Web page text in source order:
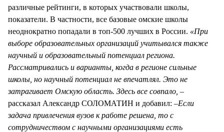
различные рейтинги, в которых участвовали школы,
показатели. В частности, все базовые омские школы
неоднократно попадали в топ-500 лучших в России. «При
выборе образовательных организаций учитывался также
научный и образовательный потенциал региона.
Рассматривались и варианты, когда в регионе сильные
школы, но научный потенциал не впечатлял. Это не
затрагивает Омскую область. Здесь все совпало, –
рассказал Александр СОЛОМАТИН и добавил: –Если
задача привлечения вузов к работе решена, то с
сотрудничеством с научными организациями есть